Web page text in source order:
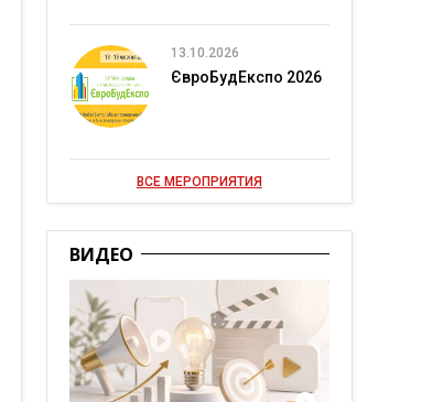
13.10.2026
ЄвроБудЕкспо 2026
ВСЕ МЕРОПРИЯТИЯ
ВИДЕО